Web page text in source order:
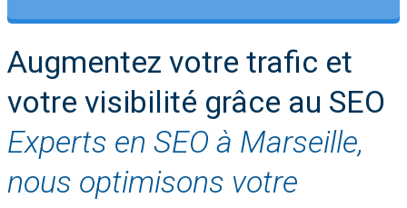
Augmentez votre trafic et
votre visibilité grâce au SEO
Experts en SEO à Marseille,
nous optimisons votre